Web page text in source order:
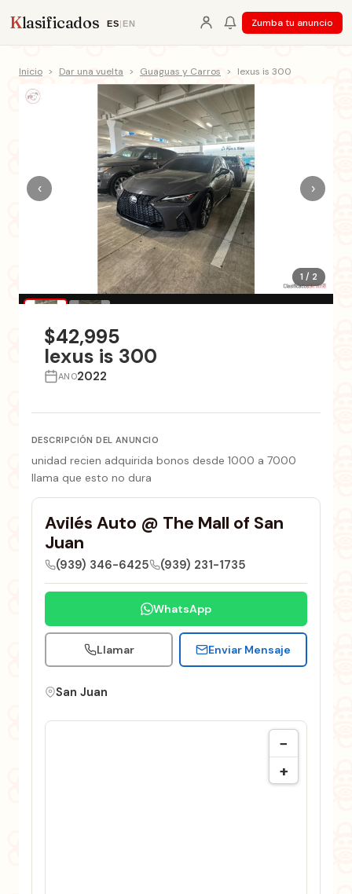
Klasificados ES| EN Zumba tu anuncio
Inicio > Dar una vuelta > Guaguas y Carros > lexus is 300
1 / 2
‹ ›
$42,995
lexus is 300
ANO2022
DESCRIPCIÓN DEL ANUNCIO
unidad recien adquirida bonos desde 1000 a 7000
llama que esto no dura
Avilés Auto @ The Mall of San
Juan
(939) 346-6425 (939) 231-1735
WhatsApp
Llamar Enviar Mensaje
San Juan
−
+